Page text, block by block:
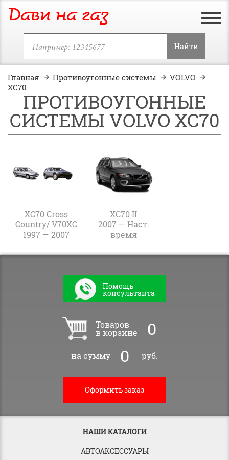
Дави на газ
Найти
Главная Противоугонные системы
VOLVO
XC70
ПРОТИВОУГОННЫЕ
СИСТЕМЫ VOLVO XC70
XC70 Cross
Country/ V70XC
1997 — 2007
XC70 II
2007 — Наст.
время
Помощь
консультанта
Товаров
в корзине 0
на сумму 0 руб.
Оформить заказ
НАШИ КАТАЛОГИ
АВТОАКСЕССУАРЫ